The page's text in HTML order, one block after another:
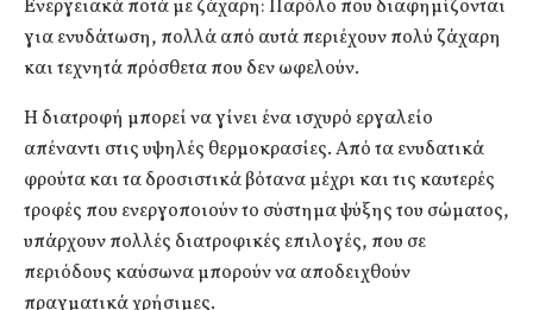
Ενεργειακά ποτά με ζάχαρη: Παρόλο που διαφημίζονται
για ενυδάτωση, πολλά από αυτά περιέχουν πολύ ζάχαρη
και τεχνητά πρόσθετα που δεν ωφελούν.
Η διατροφή μπορεί να γίνει ένα ισχυρό εργαλείο
απέναντι στις υψηλές θερμοκρασίες. Από τα ενυδατικά
φρούτα και τα δροσιστικά βότανα μέχρι και τις καυτερές
τροφές που ενεργοποιούν το σύστημα ψύξης του σώματος,
υπάρχουν πολλές διατροφικές επιλογές, που σε
περιόδους καύσωνα μπορούν να αποδειχθούν
πραγματικά χρήσιμες.